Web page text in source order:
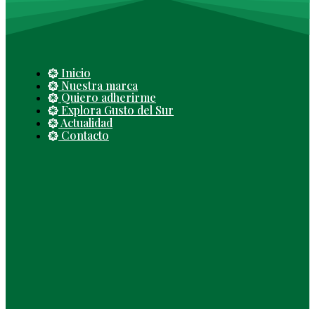
Inicio
Nuestra marca
Quiero adherirme
Explora Gusto del Sur
Actualidad
Contacto